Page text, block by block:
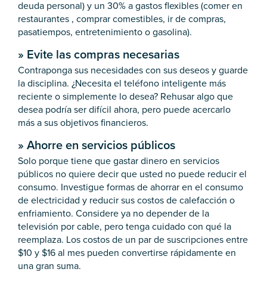
deuda personal) y un 30% a gastos flexibles (comer en
restaurantes , comprar comestibles, ir de compras,
pasatiempos, entretenimiento o gasolina).
» Evite las compras necesarias
Contraponga sus necesidades con sus deseos y guarde
la disciplina. ¿Necesita el teléfono inteligente más
reciente o simplemente lo desea? Rehusar algo que
desea podría ser difícil ahora, pero puede acercarlo
más a sus objetivos financieros.
» Ahorre en servicios públicos
Solo porque tiene que gastar dinero en servicios
públicos no quiere decir que usted no puede reducir el
consumo. Investigue formas de ahorrar en el consumo
de electricidad y reducir sus costos de calefacción o
enfriamiento. Considere ya no depender de la
televisión por cable, pero tenga cuidado con qué la
reemplaza. Los costos de un par de suscripciones entre
$10 y $16 al mes pueden convertirse rápidamente en
una gran suma.